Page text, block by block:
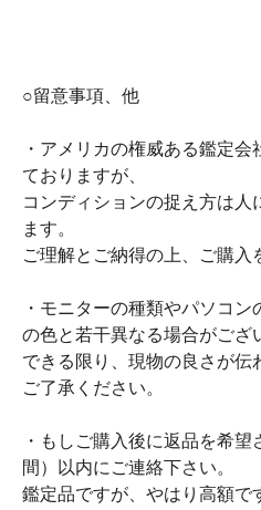
○留意事項、他
・アメリカの権威ある鑑定
ておりますが、
コンディションの捉え方は人
ます。
ご理解とご納得の上、ご購入
・モニターの種類やパソコ
の色と若干異なる場合がござ
できる限り、現物の良さが伝
ご了承ください。
・もしご購入後に返品を希
間）以内にご連絡下さい。
鑑定品ですが、やはり高額で